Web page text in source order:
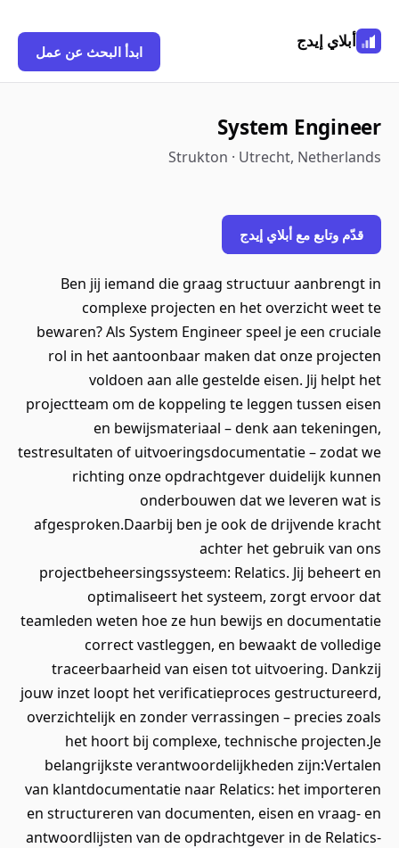
أبلاي إيدج
ابدأ البحث عن عمل
System Engineer
Strukton · Utrecht, Netherlands
قدّم وتابع مع أبلاي إيدج
Ben jij iemand die graag structuur aanbrengt in
complexe projecten en het overzicht weet te
bewaren? Als System Engineer speel je een cruciale
rol in het aantoonbaar maken dat onze projecten
voldoen aan alle gestelde eisen. Jij helpt het
projectteam om de koppeling te leggen tussen eisen
en bewijsmateriaal – denk aan tekeningen,
testresultaten of uitvoeringsdocumentatie – zodat we
richting onze opdrachtgever duidelijk kunnen
onderbouwen dat we leveren wat is
afgesproken.Daarbij ben je ook de drijvende kracht
achter het gebruik van ons
projectbeheersingssysteem: Relatics. Jij beheert en
optimaliseert het systeem, zorgt ervoor dat
teamleden weten hoe ze hun bewijs en documentatie
correct vastleggen, en bewaakt de volledige
traceerbaarheid van eisen tot uitvoering. Dankzij
jouw inzet loopt het verificatieproces gestructureerd,
overzichtelijk en zonder verrassingen – precies zoals
het hoort bij complexe, technische projecten.Je
belangrijkste verantwoordelijkheden zijn:Vertalen
van klantdocumentatie naar Relatics: het importeren
en structureren van documenten, eisen en vraag- en
antwoordlijsten van de opdrachtgever in de Relatics-